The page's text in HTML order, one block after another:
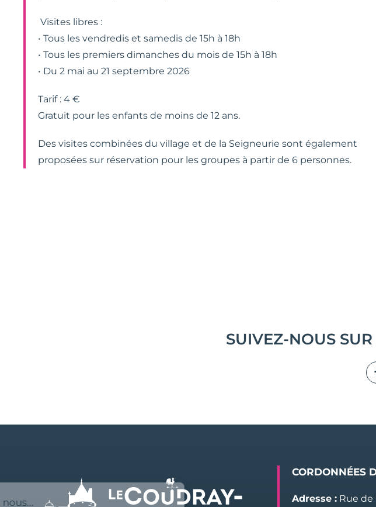
Visites libres :
• Tous les vendredis et samedis de 15h à 18h
• Tous les premiers dimanches du mois de 15h à 18h
• Du 2 mai au 21 septembre 2026
Tarif : 4 €
Gratuit pour les enfants de moins de 12 ans.
Des visites combinées du village et de la Seigneurie sont également
proposées sur réservation pour les groupes à partir de 6 personnes.
SUIVEZ-NOUS
CORDONNÉES
Adresse :Rue de
Salut c'est nous...